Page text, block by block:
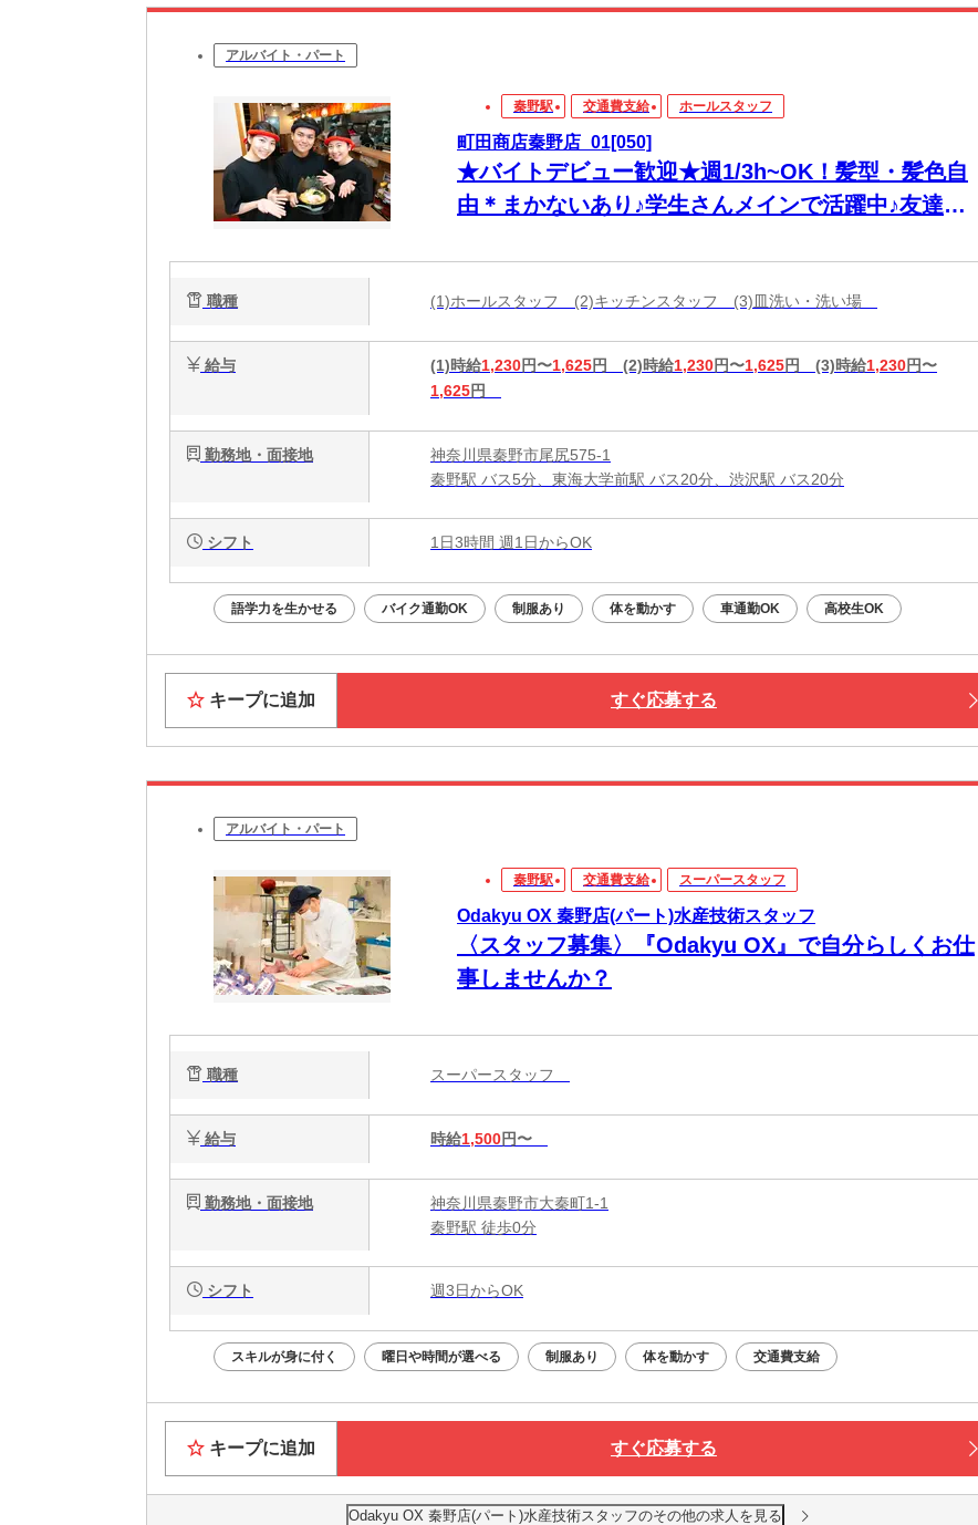
アルバイト・パート
秦野駅 交通費支給 ホールスタッフ
町田商店秦野店_01[050]
★バイトデビュー歓迎★週1/3h~OK！髪型・髪色自
由＊まかないあり♪学生さんメインで活躍中♪友達と
職種 (1)ホールスタッフ (2)キッチンスタッフ (3)皿洗い・洗い場
給与 (1)時給1,230円〜1,625円 (2)時給1,230円〜1,625円 (3)時給1,230円〜
1,625円
勤務地・面接地
神奈川県秦野市尾尻575-1
秦野駅 バス5分、東海大学前駅 バス20分、渋沢駅 バス20分
シフト 1日3時間 週1日からOK
語学力を生かせる バイク通勤OK 制服あり 体を動かす 車通勤OK 高校生OK
キープに追加 すぐ応募する
アルバイト・パート
秦野駅 交通費支給 スーパースタッフ
Odakyu OX 秦野店(パート)水産技術スタッフ
〈スタッフ募集〉『Odakyu OX』で自分らしくお仕
事しませんか？
職種 スーパースタッフ
給与 時給1,500円〜
勤務地・面接地
神奈川県秦野市大秦町1-1
秦野駅 徒歩0分
シフト 週3日からOK
スキルが身に付く 曜日や時間が選べる 制服あり 体を動かす 交通費支給
キープに追加 すぐ応募する
Odakyu OX 秦野店(パート)水産技術スタッフのその他の求人を見る